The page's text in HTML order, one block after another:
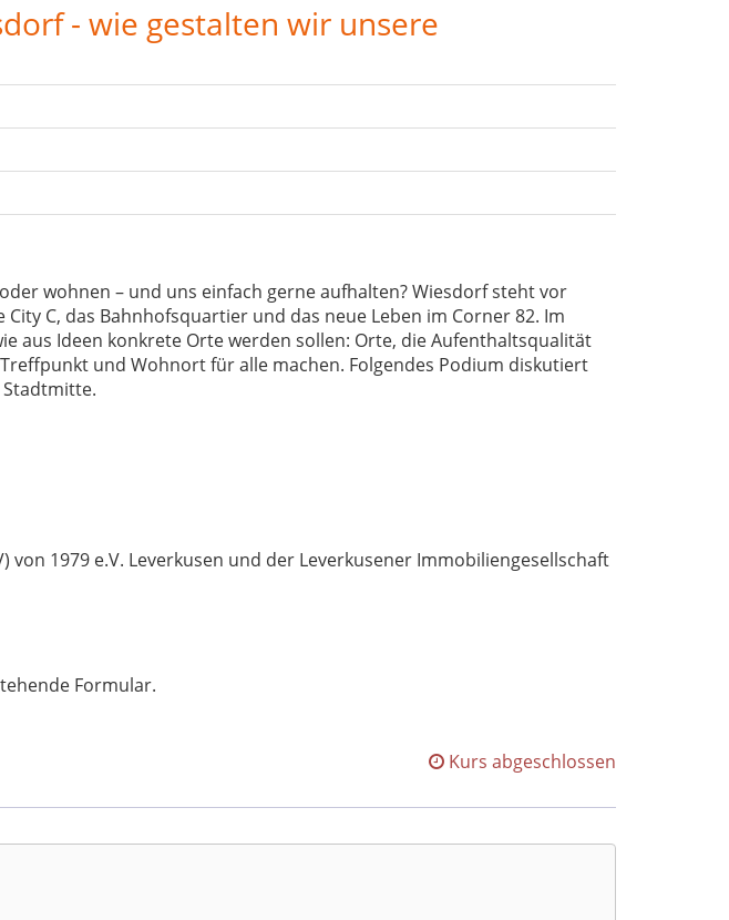
- wie gestalten wir unsere
wohnen – und uns einfach gerne aufhalten? Wiesdorf steht vor
C, das Bahnhofsquartier und das neue Leben im Corner 82. Im
aus Ideen konkrete Orte werden sollen: Orte, die Aufenthaltsqualität
und Wohnort für alle machen. Folgendes Podium diskutiert
1979 e.V. Leverkusen und der Leverkusener Immobiliengesellschaft
Formular.
Kurs abgeschlossen